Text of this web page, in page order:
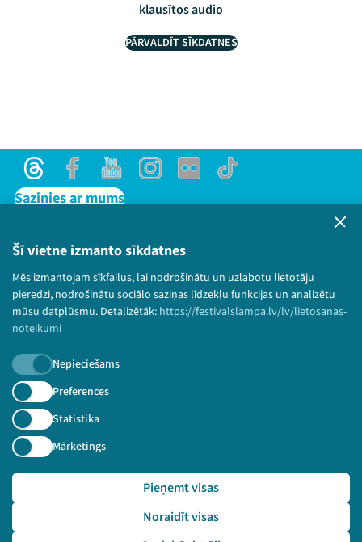
Šī vietne izmanto sīkdatnes
Mēs izmantojam sīkfailus, lai nodrošinātu un uzlabotu lietotāju
pieredzi, nodrošinātu sociālo saziņas līdzekļu funkcijas un analizētu
mūsu datplūsmu. Detalizētāk: https://festivalslampa.lv/lv/lietosanas-
noteikumi
Nepieciešams
Preferences
Statistika
Mārketings
Noraidīt visas
Pieņemt visas
klausītos audio
PĀRVALDĪT SĪKDATNES
ThreadsFacebookYoutubeInstagram
Flick TikTok
Sazinies ar mums
Lietošanas noteikumi un sīkdatņu politika
Bērnu aizsardzības politika
© 2026 Sarunu festivāls LAMPA Visas tiesības
paturētas.
Piesakies jaunumiem!
Nepalaid garām aktuālāko informāciju!
Pieteikties
🔗 https://festivalslampa.lv/lv/pasakums/3291